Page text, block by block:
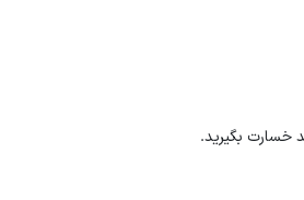
خسارت بگیرید.